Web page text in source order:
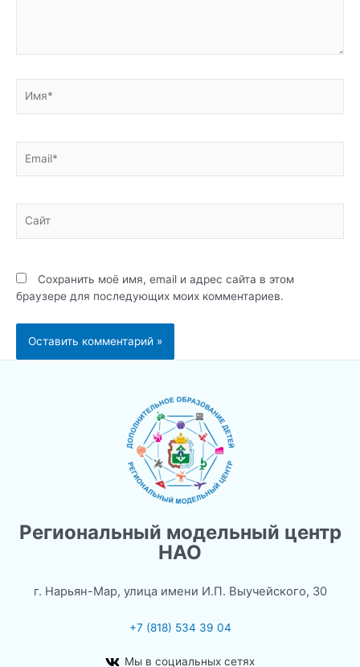
Сохранить моё имя, email и адрес сайта в этом
браузере для последующих моих комментариев.
Региональный модельный центр
НАО
г. Нарьян-Мар, улица имени И.П. Выучейского, 30
+7 (818) 534 39 04
Мы в социальных сетях